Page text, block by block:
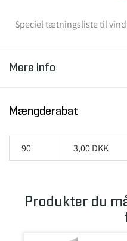
Speciel tætningsliste til
Mere info
Mængderabat
90 3,00 DKK
Produkter du